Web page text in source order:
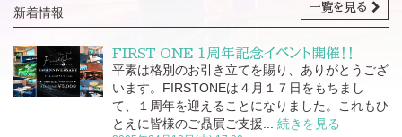
新着情報 一覧を見る
FIRST ONE 1周年記念イベント開催！！
平素は格別のお引き立てを賜り、ありがとうござ
います。FIRSTONEは４月１７日をもちまし
て、１周年を迎えることになりました。これもひ
とえに皆様のご贔屓ご支援...
続きを見る